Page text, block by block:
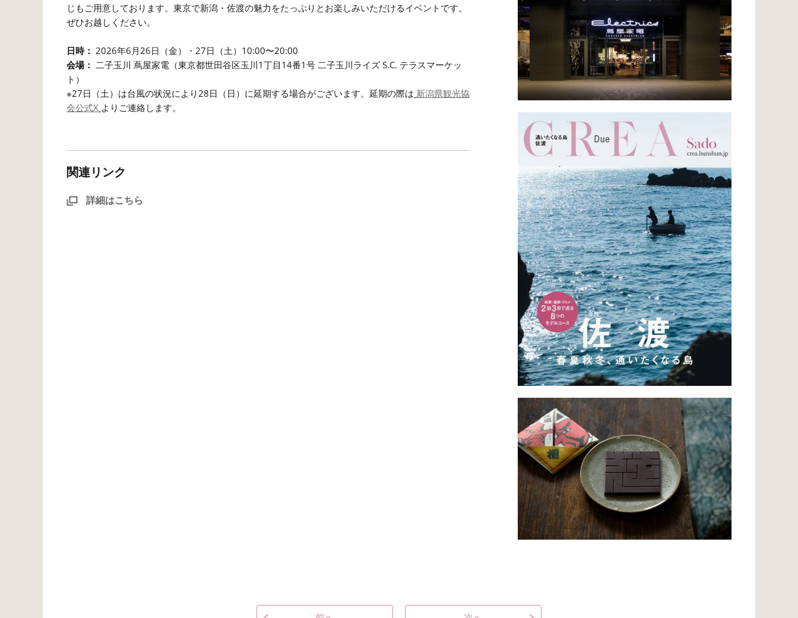
じもご用意しております。東京で新潟・佐渡の魅力をたっぷりとお楽しみいただけるイベントです。
ぜひお越しください。
日時： 2026年6月26日（金）・27日（土）10:00〜20:00
会場： 二子玉川 蔦屋家電（東京都世田谷区玉川1丁目14番1号 二子玉川ライズ S.C. テラスマーケッ
ト）
※27日（土）は台風の状況により28日（日）に延期する場合がございます。延期の際は 新潟県観光協
会公式X よりご連絡します。
関連リンク
詳細はこちら